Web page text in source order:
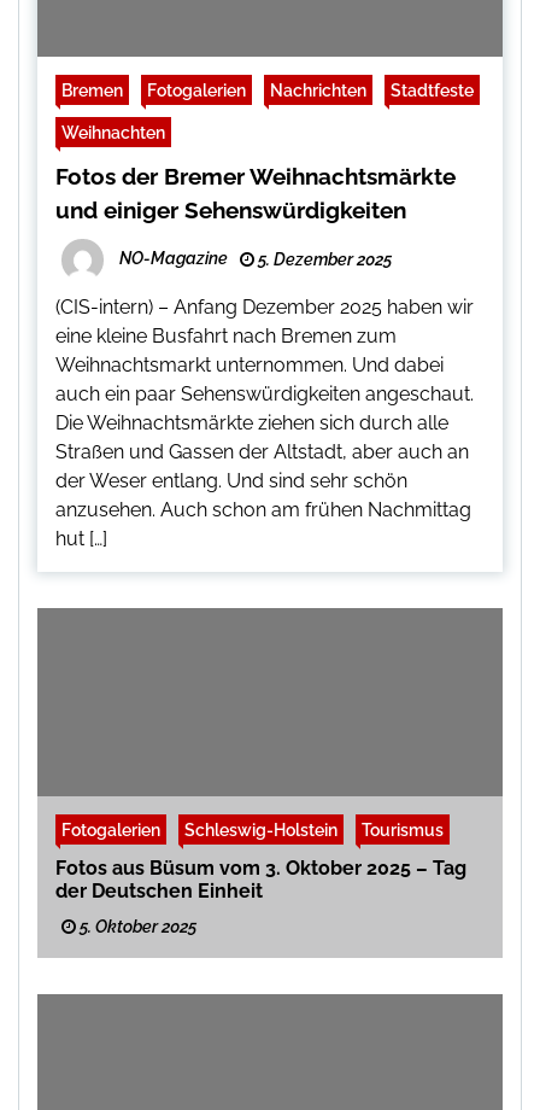
Bremen Fotogalerien Nachrichten Stadtfeste
Weihnachten
Fotos der Bremer Weihnachtsmärkte
und einiger Sehenswürdigkeiten
NO-Magazine 5. Dezember 2025
(CIS-intern) – Anfang Dezember 2025 haben wir
eine kleine Busfahrt nach Bremen zum
Weihnachtsmarkt unternommen. Und dabei
auch ein paar Sehenswürdigkeiten angeschaut.
Die Weihnachtsmärkte ziehen sich durch alle
Straßen und Gassen der Altstadt, aber auch an
der Weser entlang. Und sind sehr schön
anzusehen. Auch schon am frühen Nachmittag
hut […]
Fotogalerien Schleswig-Holstein Tourismus
Fotos aus Büsum vom 3. Oktober 2025 – Tag
der Deutschen Einheit
5. Oktober 2025